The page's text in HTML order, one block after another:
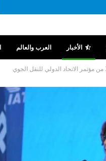
الأخبار العرب والعالم